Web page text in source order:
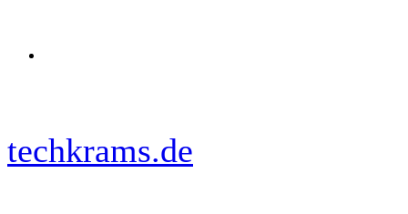
techkrams.de